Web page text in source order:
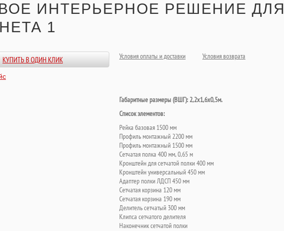
ИНТЕРЬЕРНОЕ РЕШЕНИЕ ДЛЯ
1
КУПИТЬ В ОДИН КЛИК Условия оплаты и доставки Условия возврата
Габаритные размеры (ВШГ): 2,2х1,6х0,5м.
Список элементов:
Рейка базовая 1500 мм
Профиль монтажный 2200 мм
Профиль монтажный 1500 мм
Сетчатая полка 400 мм, 0,65 м
Кронштейн для сетчатой полки 400 мм
Кронштейн универсальный 450 мм
Адаптер полки ЛДСП 450 мм
Сетчатая корзина 120 мм
Сетчатая корзина 190 мм
Делитель сетчатый 300 мм
Клипса сетчатого делителя
Наконечник сетчатой полки